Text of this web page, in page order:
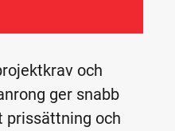
och
ger snabb
prissättning och